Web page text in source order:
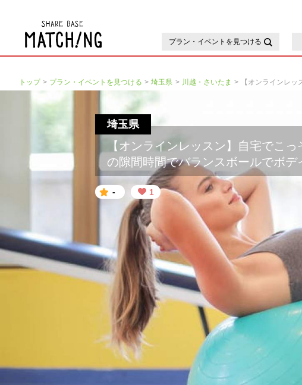
プラン・イベントを見つける
トップ プラン・イベントを見つける 埼玉県 川越・さいたま
埼玉県
【オンラインレッスン】自宅でこ
の隙間時間でバランスボールでボデ
- 1